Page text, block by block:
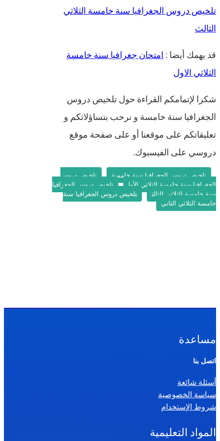
تلخيص دروس الجغرافيا سنة خامسة الثلاثي
الثالث
قد يهمك أيضا :امتحان جغرافيا سنة خامسة
الثلاثي الاول
شكرا لإتمامكم القراءة حول تلخيص دروس
الجغرافيا سنة خامسة و نرحب بتساؤلاتكم و
تعليقاتكم على موقعنا أو على صفحة موقع
دروسي على الفيسبوك.
تلخيص دروس الجغرافيا سنة خامسة
تلخيص دروس
الجغرافيا سنة خامسة الثلاثي الأول
تلخيص دروس الجغرافيا
سنة خامسة الثلاثي الثالث
تلخيص دروس الجغرافيا سنة
خامسة الثلاثي الثاني
مساعدة
اتصل بنا
أسئلة شائعة
سياسة الخصوصية
شروط الإستخدام
المواد التعليمية